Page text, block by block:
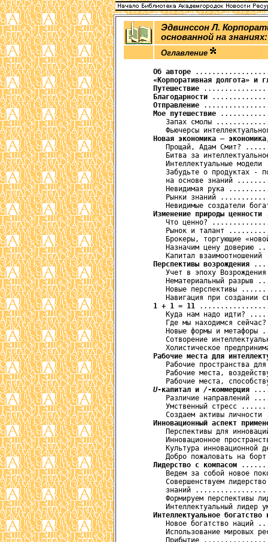
Эдвинссон Л.
основанной на
Оглавление
Об авторе
«Корпоративная долгота» и
Путешествие
Благодарности
Отправление
Мое путешествие
Запах смолы
Фьючерсы
Новая экономика —
Прощай, Адам Смит?
Битва за
Интеллектуальные модели
Забудьте о продуктах -
на основе знаний
Невидимая рука
Рынки знаний
Невидимые создатели
Изменение природы ценности
Что ценно?
Рынок и талант
Брокеры, торгующие
Назначим цену доверию
Капитал взаимоотношений
Перспективы возрождения
Учет в эпоху
Нематериальный разрыв
Новые перспективы
Навигация при создании
1 + 1 = 11
Куда нам надо идти?
Где мы находимся
Новые формы и метафоры
Сотворение
Холистическое
Рабочие места для
Рабочие пространства
Рабочие места,
Рабочие места,
U-капитал и /-коммерция
Различие направлений
Умственный стресс
Создаем активы личности
Инновационный аспект
Перспективы для
Инновационное
Культура инновационной
Добро пожаловать на
Лидерство с компасом
Ведем за собой новое
Совершенствуем
знаний
Формируем перспективы
Интеллектуальный лидер
Интеллектуальное богатство
Новое богатство наций
Использование мировых